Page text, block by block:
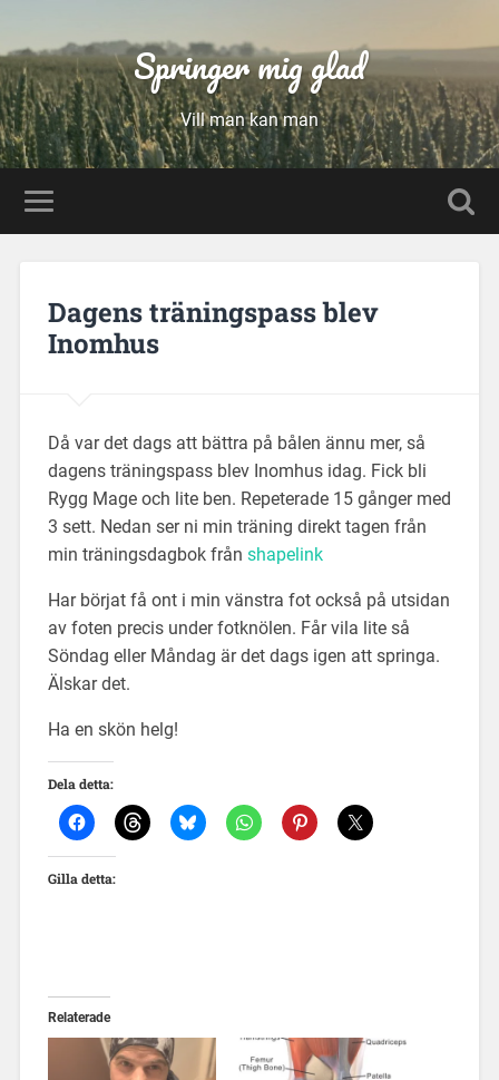
Springer mig glad
Vill man kan man
Dagens träningspass blev
Inomhus
Då var det dags att bättra på bålen ännu mer, så
dagens träningspass blev Inomhus idag. Fick bli
Rygg Mage och lite ben. Repeterade 15 gånger med
3 sett. Nedan ser ni min träning direkt tagen från
min träningsdagbok från shapelink
Har börjat få ont i min vänstra fot också på utsidan
av foten precis under fotknölen. Får vila lite så
Söndag eller Måndag är det dags igen att springa.
Älskar det.
Ha en skön helg!
Dela detta:
Gilla detta:
Relaterade